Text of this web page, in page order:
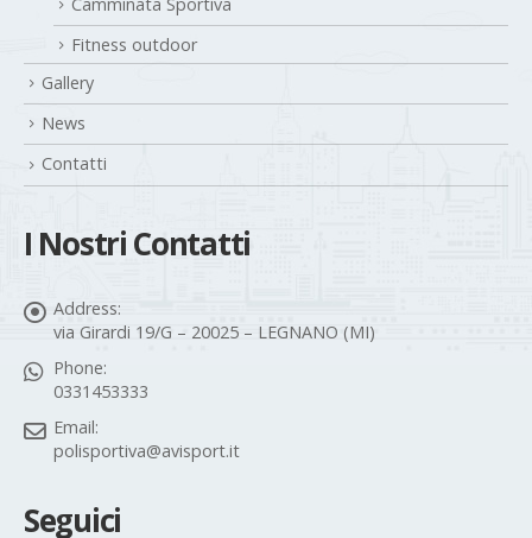
Fitness outdoor
Gallery
News
Contatti
I Nostri Contatti
Address:
via Girardi 19/G – 20025 – LEGNANO (MI)
Phone:
0331453333
Email:
polisportiva@avisport.it
Seguici